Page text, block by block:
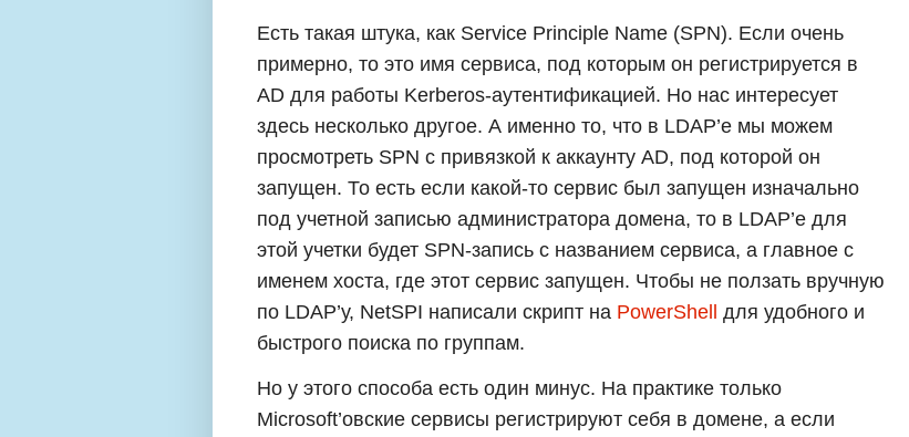
Есть такая штука, как Service Principle Name (SPN). Если очень
примерно, то это имя сервиса, под которым он регистрируется в
AD для работы Kerberos-аутентификацией. Но нас интересует
здесь несколько другое. А именно то, что в LDAP’е мы можем
просмотреть SPN с привязкой к аккаунту AD, под которой он
запущен. То есть если какой-то сервис был запущен изначально
под учетной записью администратора домена, то в LDAP’е для
этой учетки будет SPN-запись с названием сервиса, а главное с
именем хоста, где этот сервис запущен. Чтобы не ползать вручную
по LDAP’у, NetSPI написали скрипт на PowerShell для удобного и
быстрого поиска по группам.
Но у этого способа есть один минус. На практике только
Microsoft’овские сервисы регистрируют себя в домене, а если